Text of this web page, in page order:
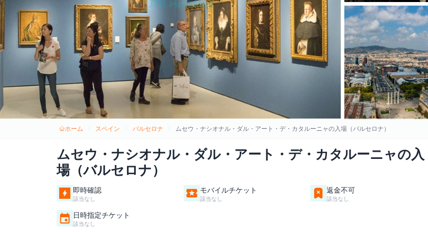
ホーム スペイン バルセロナ ムセウ・ナシオナル・ダル・アート・デ・カタルーニャの入場（バルセロナ）
ムセウ・ナシオナル・ダル・アート・デ・カタルーニャの入
場（バルセロナ）
即時確認
該当なし
モバイルチケット
該当なし
返金不可
該当なし
日時指定チケット
該当なし